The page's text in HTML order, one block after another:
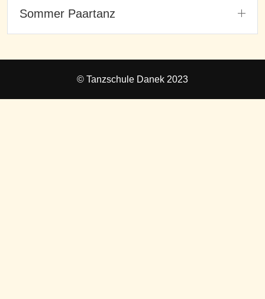
Sommer Paartanz
© Tanzschule Danek 2023